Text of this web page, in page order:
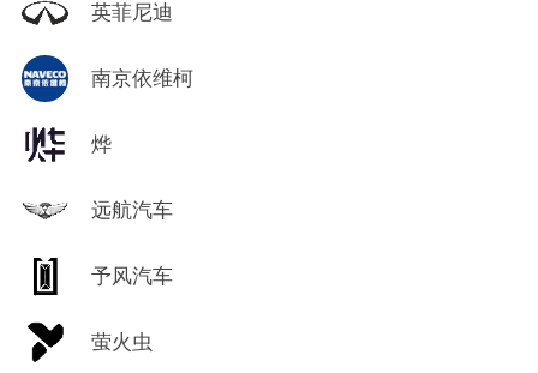
英菲尼迪
南京依维柯
烨
远航汽车
予风汽车
萤火虫